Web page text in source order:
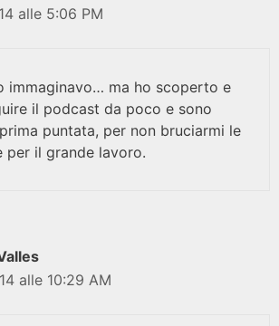
alle 5:06 PM
immaginavo… ma ho scoperto e
il podcast da poco e sono
puntata, per non bruciarmi le
per il grande lavoro.
alle 10:29 AM